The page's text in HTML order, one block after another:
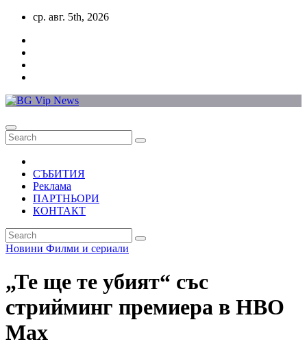
Skip
content
ср. авг. 5th, 2026
СЪБИТИЯ
Реклама
ПАРТНЬОРИ
КОНТАКТ
Новини Филми и сериали
„Те ще те убият“ със
стрийминг премиера в HBO
Max